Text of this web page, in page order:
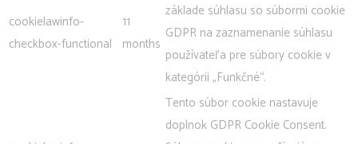
cookielawinfo-
checkbox-functional
11
months
základe súhlasu so súbormi cookie
GDPR na zaznamenanie súhlasu
používateľa pre súbory cookie v
kategórii „Funkčné“.
Tento súbor cookie nastavuje
doplnok GDPR Cookie Consent.